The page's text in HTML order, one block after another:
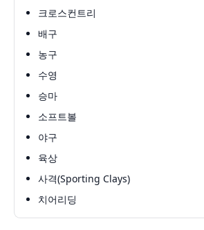
크로스컨트리
배구
농구
수영
승마
소프트볼
야구
육상
사격(Sporting Clays)
치어리딩